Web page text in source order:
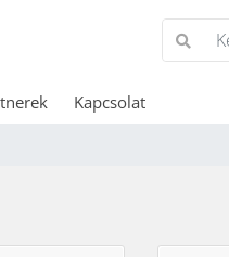
Kapcsolat